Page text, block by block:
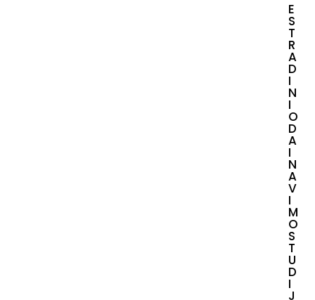
E
S
T
R
A
D
I
N
I
O
D
A
I
N
A
V
I
M
O
S
T
U
D
I
J